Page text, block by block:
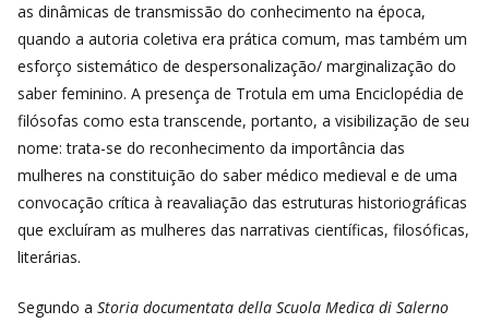
as dinâmicas de transmissão do conhecimento na época,
quando a autoria coletiva era prática comum, mas também um
esforço sistemático de despersonalização/ marginalização do
saber feminino. A presença de Trotula em uma Enciclopédia de
filósofas como esta transcende, portanto, a visibilização de seu
nome: trata-se do reconhecimento da importância das
mulheres na constituição do saber médico medieval e de uma
convocação crítica à reavaliação das estruturas historiográficas
que excluíram as mulheres das narrativas científicas, filosóficas,
literárias.
Segundo a Storia documentata della Scuola Medica di Salerno